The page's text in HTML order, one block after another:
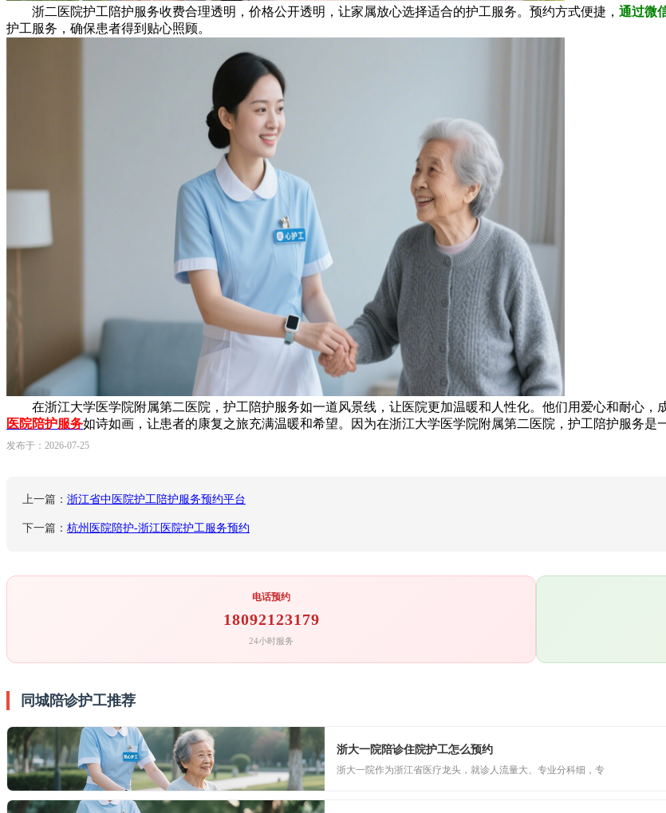
浙二医院护工陪护服务收费合理透明，价格公开透明，让家属放心选择适合的护工服务。预约方式便捷， 通过微
护工服务，确保患者得到贴心照顾。
在浙江大学医学院附属第二医院，护工陪护服务如一道风景线，让医院更加温暖和人性化。他们用爱心和耐心，
医院陪护服务如诗如画，让患者的康复之旅充满温暖和希望。因为在浙江大学医学院附属第二医院，护工陪护服务是
发布于：2026-07-25
上一篇： 浙江省中医院护工陪护服务预约平台
下一篇： 杭州医院陪护-浙江医院护工服务预约
电话预约
18092123179
24小时服务
同城陪诊护工推荐
浙大一院陪诊住院护工怎么预约
浙大一院作为浙江省医疗龙头，就诊人流量大、专业分科细，专